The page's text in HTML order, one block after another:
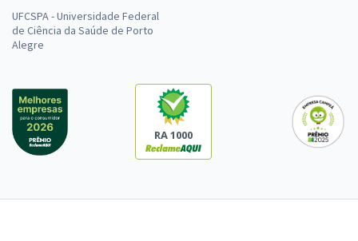
UFCSPA - Universidade Federal
de Ciência da Saúde de Porto
Alegre
RA 1000